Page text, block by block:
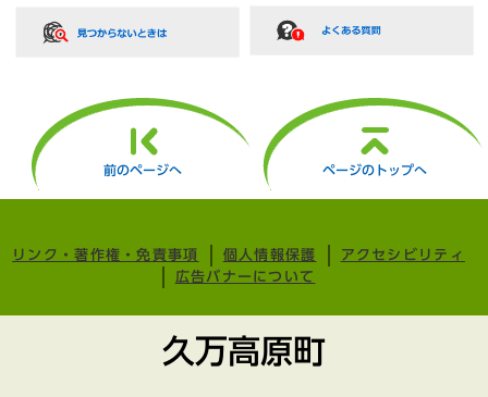
前のページへ ページのトップへ
リンク・著作権・免責事項 個人情報保護
アクセシビリティ
広告バナーについて
久万高原町